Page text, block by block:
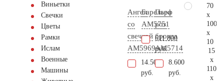
Виньетки
Свечки
Цветы
Рамки
Ислам
Военные
Машины
Ангел
со
свечкой
AM5969
14.500
руб.
Барельеф
AM5751
611.800
руб.
Пара
роз
бронза
AM5714
8.600
руб.
70
x
100
x
10
15
x
110
x